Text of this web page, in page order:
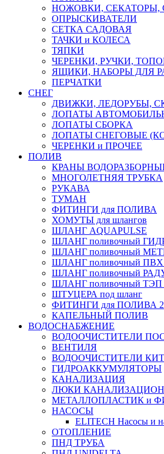
НОЖОВКИ, СЕКАТОРЫ,
ОПРЫСКИВАТЕЛИ
СЕТКА САДОВАЯ
ТАЧКИ и КОЛЕСА
ТЯПКИ
ЧЕРЕНКИ, РУЧКИ,
ЯЩИКИ, НАБОРЫ ДЛЯ
ПЕРЧАТКИ
СНЕГ
ДВИЖКИ, ЛЕДОРУБЫ,
ЛОПАТЫ
ЛОПАТЫ СБОРКА
ЛОПАТЫ СНЕГОВЫЕ
ЧЕРЕНКИ и ПРОЧЕЕ
ПОЛИВ
КРАНЫ
МНОГОЛЕТНЯЯ ТРУБКА
РУКАВА
ТУМАН
ФИТИНГИ для ПОЛИВА
ХОМУТЫ для шлангов
ШЛАНГ AQUAPULSE
ШЛАНГ поливочный
ШЛАНГ поливочный
ШЛАНГ поливочный
ШЛАНГ поливочный
ШЛАНГ поливочный
ШТУЦЕРА под шланг
ФИТИНГИ для ПОЛИВА 2
КАПЕЛЬНЫЙ ПОЛИВ
ВОДОСНАБЖЕНИЕ
ВОДООЧИСТИТЕЛИ
ВЕНТИЛЯ
ВОДООЧИСТИТЕЛИ
ГИДРОАККУМУЛЯТОРЫ
КАНАЛИЗАЦИЯ
ЛЮКИ
МЕТАЛЛОПЛАСТИК и
НАСОСЫ
ELITECH Насосы и
ОТОПЛЕНИЕ
ПНД ТРУБА